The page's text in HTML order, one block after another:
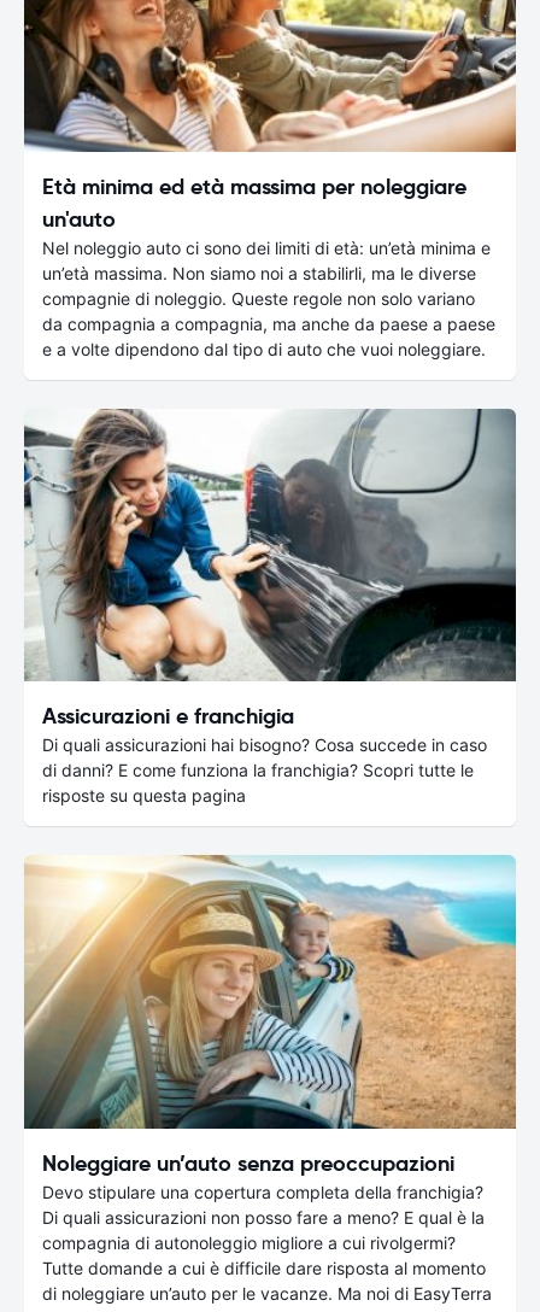
Età minima ed età massima per noleggiare
un'auto
Nel noleggio auto ci sono dei limiti di età: un’età minima e
un’età massima. Non siamo noi a stabilirli, ma le diverse
compagnie di noleggio. Queste regole non solo variano
da compagnia a compagnia, ma anche da paese a paese
e a volte dipendono dal tipo di auto che vuoi noleggiare.
Assicurazioni e franchigia
Di quali assicurazioni hai bisogno? Cosa succede in caso
di danni? E come funziona la franchigia? Scopri tutte le
risposte su questa pagina
Noleggiare un’auto senza preoccupazioni
Devo stipulare una copertura completa della franchigia?
Di quali assicurazioni non posso fare a meno? E qual è la
compagnia di autonoleggio migliore a cui rivolgermi?
Tutte domande a cui è difficile dare risposta al momento
di noleggiare un’auto per le vacanze. Ma noi di EasyTerra